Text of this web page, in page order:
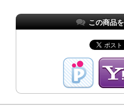
この商品